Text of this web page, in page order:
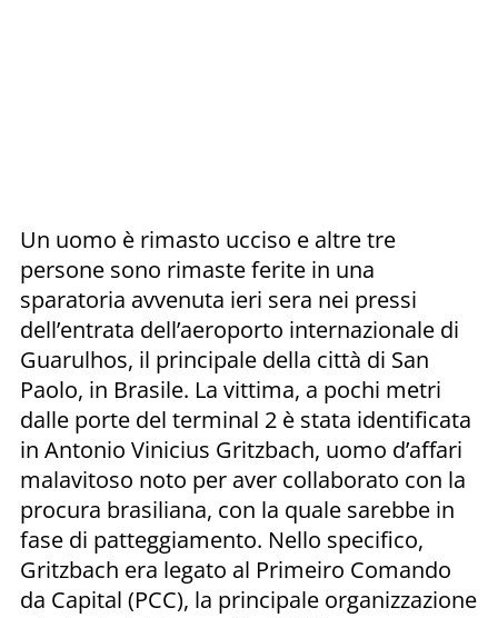
Un uomo è rimasto ucciso e altre tre
persone sono rimaste ferite in una
sparatoria avvenuta ieri sera nei pressi
dell’entrata dell’aeroporto internazionale di
Guarulhos, il principale della città di San
Paolo, in Brasile. La vittima, a pochi metri
dalle porte del terminal 2 è stata identificata
in Antonio Vinicius Gritzbach, uomo d’affari
malavitoso noto per aver collaborato con la
procura brasiliana, con la quale sarebbe in
fase di patteggiamento. Nello specifico,
Gritzbach era legato al Primeiro Comando
da Capital (PCC), la principale organizzazione